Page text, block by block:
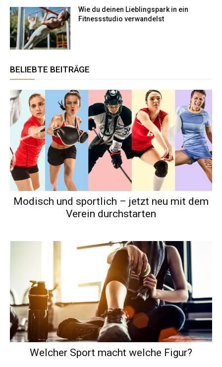
Wie du deinen Lieblingspark in ein
Fitnessstudio verwandelst
BELIEBTE BEITRÄGE
Modisch und sportlich – jetzt neu mit dem
Verein durchstarten
Welcher Sport macht welche Figur?